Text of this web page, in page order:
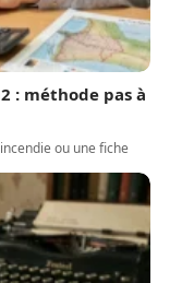
: méthode pas à
ou une fiche